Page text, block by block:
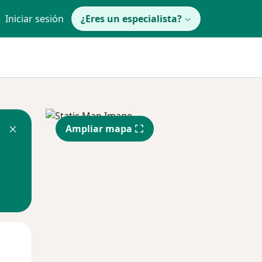
Iniciar sesión ¿Eres un especialista?
Ampliar mapa